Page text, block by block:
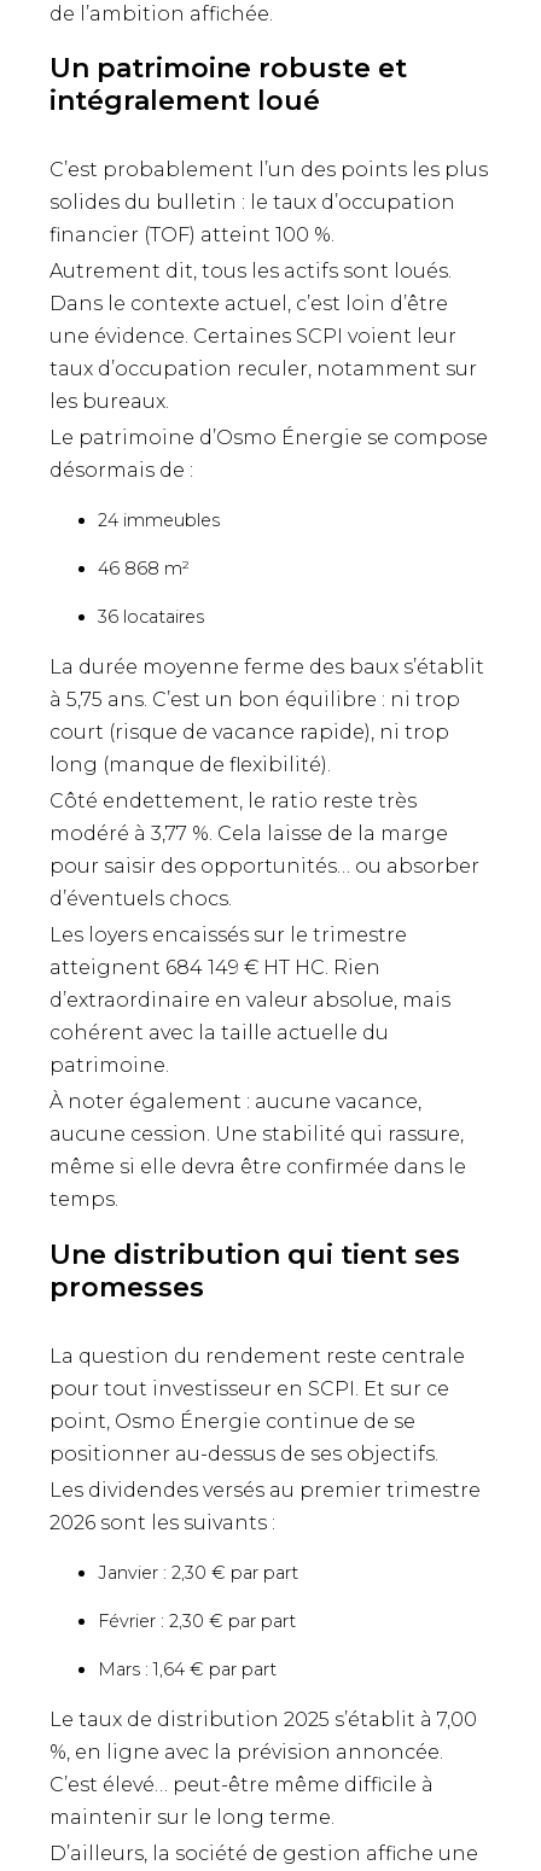
de l’ambition affichée.
Un patrimoine robuste et
intégralement loué
C’est probablement l’un des points les plus
solides du bulletin : le taux d’occupation
financier (TOF) atteint 100 %.
Autrement dit, tous les actifs sont loués.
Dans le contexte actuel, c’est loin d’être
une évidence. Certaines SCPI voient leur
taux d’occupation reculer, notamment sur
les bureaux.
Le patrimoine d’Osmo Énergie se compose
désormais de :
24 immeubles
46 868 m²
36 locataires
La durée moyenne ferme des baux s’établit
à 5,75 ans. C’est un bon équilibre : ni trop
court (risque de vacance rapide), ni trop
long (manque de flexibilité).
Côté endettement, le ratio reste très
modéré à 3,77 %. Cela laisse de la marge
pour saisir des opportunités… ou absorber
d’éventuels chocs.
Les loyers encaissés sur le trimestre
atteignent 684 149 € HT HC. Rien
d’extraordinaire en valeur absolue, mais
cohérent avec la taille actuelle du
patrimoine.
À noter également : aucune vacance,
aucune cession. Une stabilité qui rassure,
même si elle devra être confirmée dans le
temps.
Une distribution qui tient ses
promesses
La question du rendement reste centrale
pour tout investisseur en SCPI. Et sur ce
point, Osmo Énergie continue de se
positionner au-dessus de ses objectifs.
Les dividendes versés au premier trimestre
2026 sont les suivants :
Janvier : 2,30 € par part
Février : 2,30 € par part
Mars : 1,64 € par part
Le taux de distribution 2025 s’établit à 7,00
%, en ligne avec la prévision annoncée.
C’est élevé… peut-être même difficile à
maintenir sur le long terme.
D’ailleurs, la société de gestion affiche une